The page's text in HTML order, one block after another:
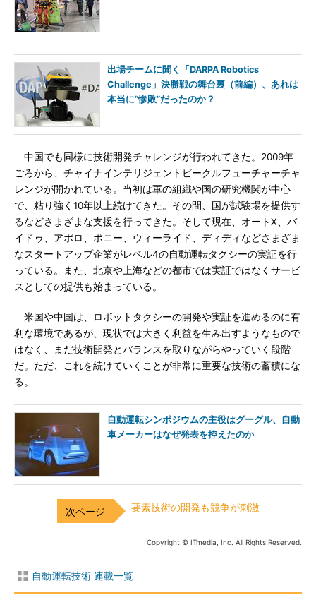
出場チームに聞く「DARPA Robotics
Challenge」決勝戦の舞台裏（前編）、あれは
本当に“惨敗”だったのか？
中国でも同様に技術開発チャレンジが行われてきた。2009年
ごろから、チャイナインテリジェントビークルフューチャーチャ
レンジが開かれている。当初は軍の組織や国の研究機関が中心
で、粘り強く10年以上続けてきた。その間、国が試験場を提供す
るなどさまざまな支援を行ってきた。そして現在、オートX、バ
イドゥ、アポロ、ポニー、ウィーライド、ディディなどさまざま
なスタートアップ企業がレベル4の自動運転タクシーの実証を行
っている。また、北京や上海などの都市では実証ではなくサービ
スとしての提供も始まっている。
米国や中国は、ロボットタクシーの開発や実証を進めるのに有
利な環境であるが、現状では大きく利益を生み出すようなもので
はなく、まだ技術開発とバランスを取りながらやっていく段階
だ。ただ、これを続けていくことが非常に重要な技術の蓄積にな
る。
自動運転シンポジウムの主役はグーグル、自動
車メーカーはなぜ発表を控えたのか
要素技術の開発も競争が刺激
Copyright © ITmedia, Inc. All Rights Reserved.
自動運転技術 連載一覧